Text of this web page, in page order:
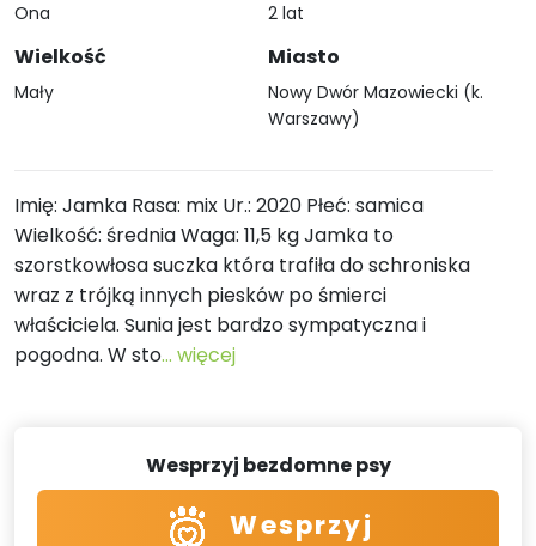
Ona
Wielkość
Mały
2 lat
Miasto
Nowy Dwór Mazowiecki (k.
Warszawy)
Imię: Jamka Rasa: mix Ur.: 2020 Płeć: samica
Wielkość: średnia Waga: 11,5 kg Jamka to
szorstkowłosa suczka która trafiła do schroniska
wraz z trójką innych piesków po śmierci
właściciela. Sunia jest bardzo sympatyczna i
pogodna. W sto... więcej
Wesprzyj bezdomne psy
Wesprzyj